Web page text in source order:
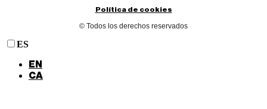
Política de cookies
© Todos los derechos reservados
ES
EN
CA